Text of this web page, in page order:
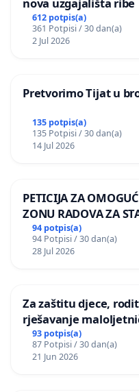
612 potpis(a)
361 Potpisi / 30 dan(a)
2 Jul 2026
Pretvorimo Tijat u
135 potpis(a)
135 Potpisi / 30 dan(a)
14 Jul 2026
PETICIJA ZA
ZONU RADOVA ZA
Kamensko i Lemić
94 potpis(a)
94 Potpisi / 30 dan(a)
28 Jul 2026
Za zaštitu djece,
rješavanje
93 potpis(a)
87 Potpisi / 30 dan(a)
21 Jun 2026